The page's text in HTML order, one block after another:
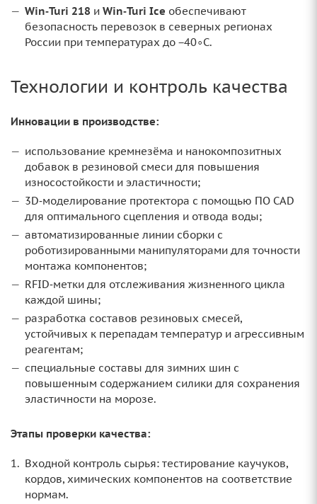
Win‑Turi 218 и Win‑Turi Ice обеспечивают
безопасность перевозок в северных регионах
России при температурах до −40∘C.
Технологии и контроль качества
Инновации в производстве:
использование кремнезёма и нанокомпозитных
добавок в резиновой смеси для повышения
износостойкости и эластичности;
3D‑моделирование протектора с помощью ПО CAD
для оптимального сцепления и отвода воды;
автоматизированные линии сборки с
роботизированными манипуляторами для точности
монтажа компонентов;
RFID‑метки для отслеживания жизненного цикла
каждой шины;
разработка составов резиновых смесей,
устойчивых к перепадам температур и агрессивным
реагентам;
специальные составы для зимних шин с
повышенным содержанием силики для сохранения
эластичности на морозе.
Этапы проверки качества:
Входной контроль сырья: тестирование каучуков,
кордов, химических компонентов на соответствие
нормам.